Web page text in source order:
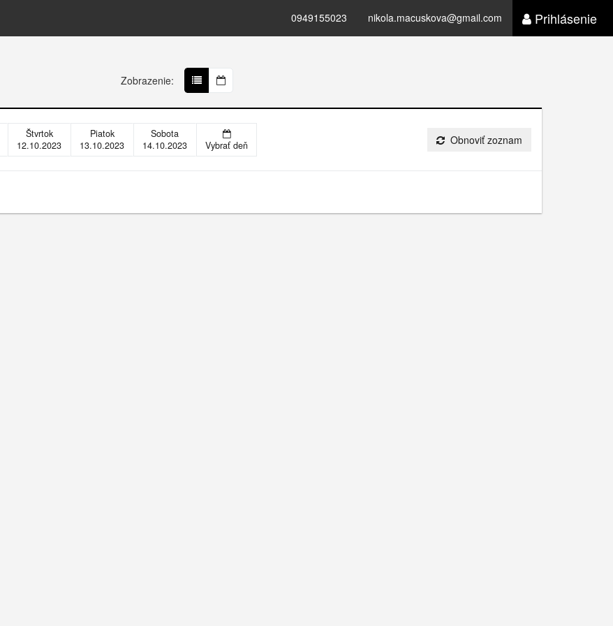
Prihlásenie
0949155023 nikola.macuskova@gmail.com
Zobrazenie:
Štvrtok
12.10.2023
Piatok
13.10.2023
Sobota
14.10.2023
Vybrať deň Obnoviť zoznam